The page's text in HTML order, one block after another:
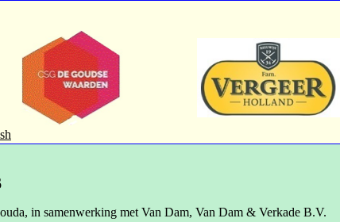
in samenwerking met Van Dam, Van Dam & Verkade B.V.